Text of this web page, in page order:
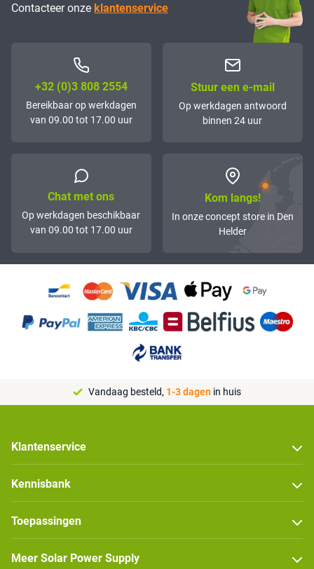
Contacteer onze klantenservice
+32 (0)3 808 2554
Bereikbaar op werkdagen
van 09.00 tot 17.00 uur
Stuur een e-mail
Op werkdagen antwoord
binnen 24 uur
Chat met ons
Op werkdagen beschikbaar
van 09.00 tot 17.00 uur
Kom langs!
In onze concept store in Den
Helder
Vandaag besteld, 1-3 dagen in huis
Klantenservice
Kennisbank
Toepassingen
Meer Solar Power Supply